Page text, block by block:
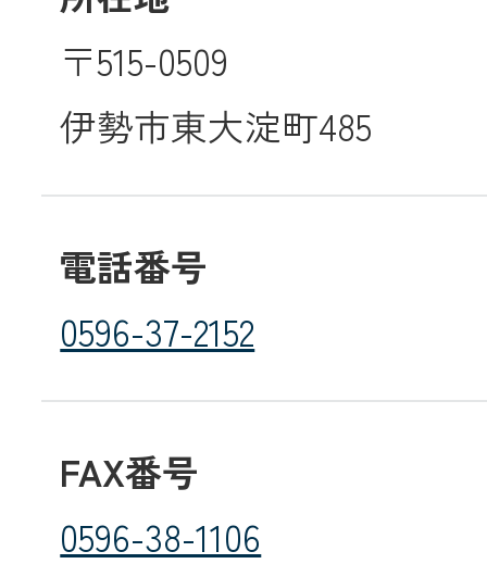
〒515-0509
伊勢市東大淀町485
電話番号
0596-37-2152
FAX番号
0596-38-1106